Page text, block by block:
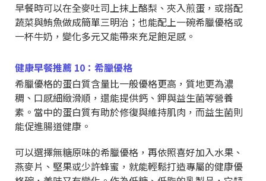
早餐時可以在全麥吐司上抹上酪梨、夾入煎蛋，或搭配
蔬菜與鮪魚做成簡單三明治；也能配上一碗希臘優格或
一杯牛奶，變化多元又能帶來充足飽足感。
健康早餐推薦 10：希臘優格
希臘優格的蛋白質含量比一般優格更高，質地更為濃
稠、口感細緻滑順，還能提供鈣、鉀與益生菌等營養
素。當中的蛋白質有助於修復與維持肌肉，而益生菌則
能促進腸道健康。
可以選擇無糖原味的希臘優格，再依照喜好加入水果、
燕麥片、堅果或少許蜂蜜，就能輕鬆打造專屬的健康優